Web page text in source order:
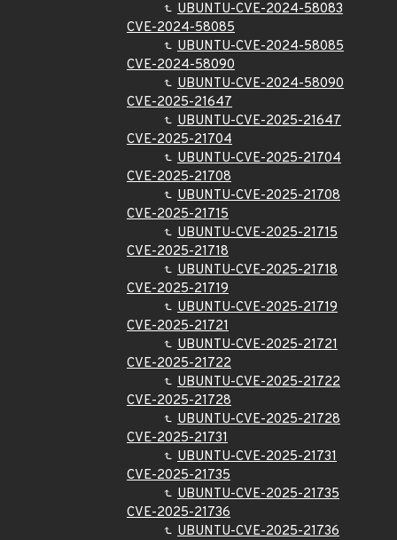
UBUNTU-CVE-2024-58083
CVE-2024-58085
UBUNTU-CVE-2024-58085
CVE-2024-58090
UBUNTU-CVE-2024-58090
CVE-2025-21647
UBUNTU-CVE-2025-21647
CVE-2025-21704
UBUNTU-CVE-2025-21704
CVE-2025-21708
UBUNTU-CVE-2025-21708
CVE-2025-21715
UBUNTU-CVE-2025-21715
CVE-2025-21718
UBUNTU-CVE-2025-21718
CVE-2025-21719
UBUNTU-CVE-2025-21719
CVE-2025-21721
UBUNTU-CVE-2025-21721
CVE-2025-21722
UBUNTU-CVE-2025-21722
CVE-2025-21728
UBUNTU-CVE-2025-21728
CVE-2025-21731
UBUNTU-CVE-2025-21731
CVE-2025-21735
UBUNTU-CVE-2025-21735
CVE-2025-21736
UBUNTU-CVE-2025-21736